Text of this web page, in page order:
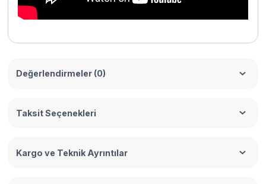
Değerlendirmeler (0)
Taksit Seçenekleri
Kargo ve Teknik Ayrıntılar